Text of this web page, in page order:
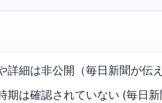
詳細は非公開（毎日新聞が伝
期は確認されていない (毎日